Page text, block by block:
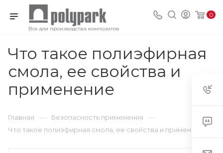
Все для производства композитов
0
Что такое полиэфирная
смола, ее свойства и
применение
Главная — Безопасность применения —
Что такое полиэфирная смола, ее свойства и применение